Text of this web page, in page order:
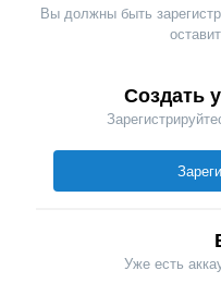
Вы должны быть
Создать
Уже есть